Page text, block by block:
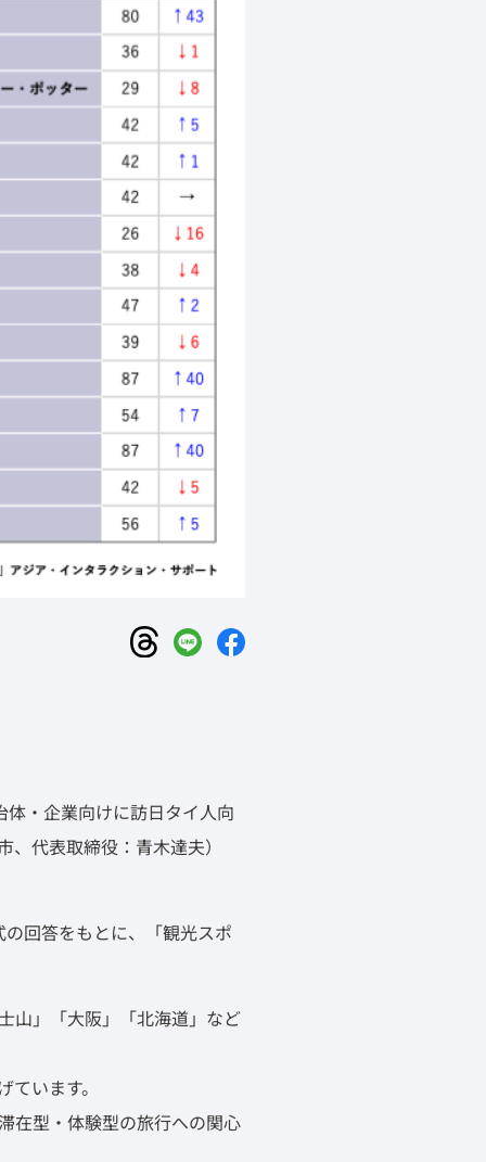
・企業向けに訪日タイ人向
代表取締役：青木達夫）
回答をもとに、「観光スポ
山」「大阪」「北海道」など
います。
在型・体験型の旅行への関心